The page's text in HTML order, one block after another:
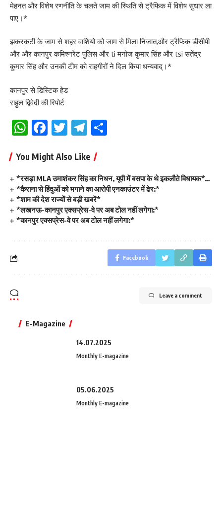
मेहनत और विशेष रणनीति के चलते जाम की स्थिति से ट्रैफिक में विशेष सुधार ला
पाए।*
झकरकटी के जाम से शहर वाशियो को जाम से मिला निजात,और ट्रैफिक डीसीपी
और और कानपुर कमिश्नरेट पुलिस और ti मनोज कुमार सिंह और tsi सतेंद्र
कुमार सिंह और उनकी टीम को राहगीरों ने दिल किया धन्यवाद्।*
कानपुर से डिस्टिक हेड
राहुल द्विवेदी की रिपोर्ट
WhatsApp
Facebook
TwitterTelegram
You Might Also Like
*रसड़ा MLA उमाशंकर सिंह का निधन, यूपी में बसपा के थे इकलौते विधायक*…
*कैराना से हिंदुओं को भगाने का आरोपी एनकाउंटर में ढेर:*
*शाम की देश राज्यों से बड़ी खबरें*
*लखनऊ-कानपुर एक्सप्रेस-वे पर अब टोल नहीं लगेगा:*
*कानपुर एक्सप्रेस-वे पर अब टोल नहीं लगेगा:*
Facebook
Leave a comment
E-Magazine
14.07.2025
Monthly E-magazine
05.06.2025
Monthly E-magazine